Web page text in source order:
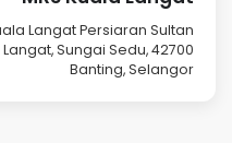
Langat Persiaran Sultan
Sungai Sedu, 42700
Banting, Selangor